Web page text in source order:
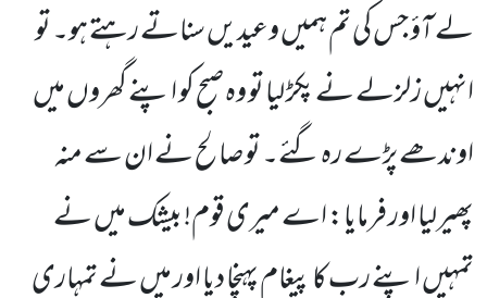
لے آؤ جس کی تم ہمیں وعیدیں سناتے رہتے ہو۔ تو
انہیں زلزلے نے پکڑ لیا تو وہ صبح کو اپنے گھروں میں
اوندھے پڑے رہ گئے۔ تو صالح نے ان سے منہ
پھیرلیا اور فرمایا: اے میری قوم! بیشک میں نے
تمہیں اپنے رب کا پیغام پہنچا دیا اور میں نے تمہاری